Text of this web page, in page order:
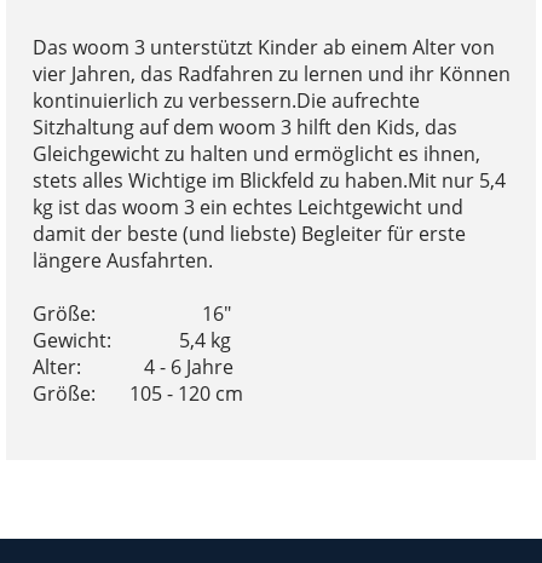
Das woom 3 unterstützt Kinder ab einem Alter von
vier Jahren, das Radfahren zu lernen und ihr Können
kontinuierlich zu verbessern.Die aufrechte
Sitzhaltung auf dem woom 3 hilft den Kids, das
Gleichgewicht zu halten und ermöglicht es ihnen,
stets alles Wichtige im Blickfeld zu haben.Mit nur 5,4
kg ist das woom 3 ein echtes Leichtgewicht und
damit der beste (und liebste) Begleiter für erste
längere Ausfahrten.
Größe: 16″
Gewicht: 5,4 kg
Alter: 4 - 6 Jahre
Größe: 105 - 120 cm